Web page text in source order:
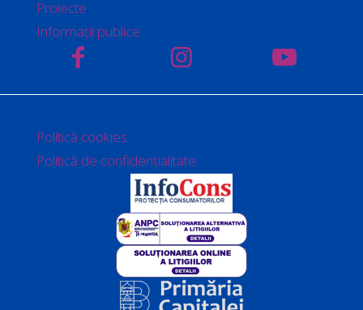
Proiecte
Informații publice
Politică cookies
Politică de confidențialitate